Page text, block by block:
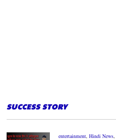
SUCCESS STORY
entertainment, Hindi News,